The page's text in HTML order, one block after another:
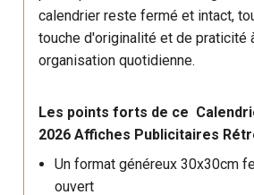
calendrier reste fermé et intact,
touche d'originalité et de praticité
organisation quotidienne.
Les points forts de ce
2026 Affiches Publicitaires
Un format généreux 30x30cm
ouvert